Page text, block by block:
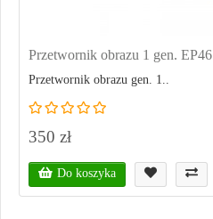
Przetwornik obrazu 1 gen. EP46
Przetwornik obrazu gen. 1..
350 zł
Do koszyka